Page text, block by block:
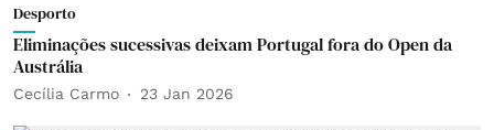
Desporto
Eliminações sucessivas deixam Portugal fora do Open da
Austrália
Cecília Carmo 23 Jan 2026